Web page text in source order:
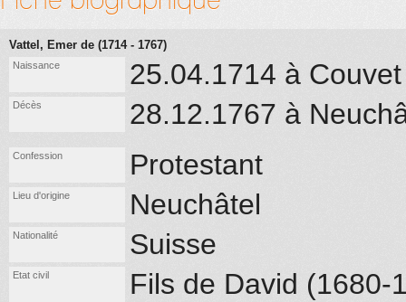
Vattel, Emer de (1714 - 1767)
Naissance 25.04.1714 à Couvet
Décès 28.12.1767 à
Confession Protestant
Lieu d'origine Neuchâtel
Nationalité Suisse
Etat civil
Fils de David (1680-